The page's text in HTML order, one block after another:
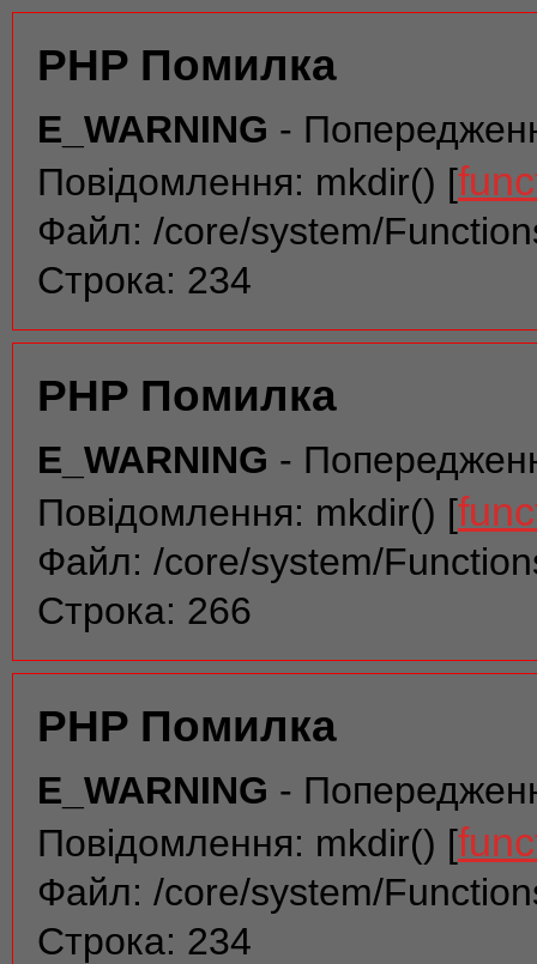
PHP Помилка
E_WARNING -
Повідомлення: mkdir() [
Файл: /core/system/
Строка: 234
PHP Помилка
E_WARNING -
Повідомлення: mkdir() [
Файл: /core/system/
Строка: 266
PHP Помилка
E_WARNING -
Повідомлення: mkdir() [
Файл: /core/system/
Строка: 234